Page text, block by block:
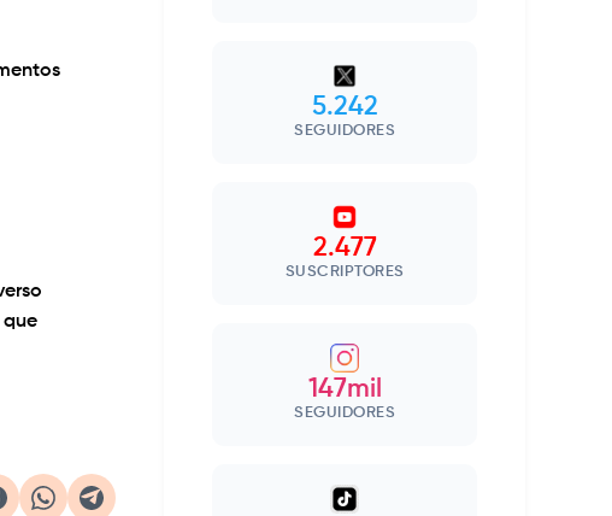
que
5.242
SEGUIDORES
2.477
SUSCRIPTORES
147mil
SEGUIDORES